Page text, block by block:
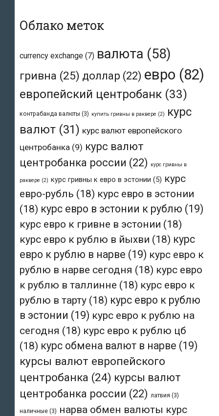
Облако меток
currency exchange (7) валюта (58)
гривна (25) доллар (22) евро (82)
европейский центробанк (33)
контрабанда валюты (3) купить гривны в раквере (2)
курс
валют (31) курс валют европейского
центробанка (9) курс валют
центробанка россии (22) курс гривны в
раквере (2) курс гривны к евро в эстонии (5) курс
евро-рубль (18) курс евро в эстонии
(18) курс евро в эстонии к рублю (19)
курс евро к гривне в эстонии (18)
курс евро к рублю в йыхви (18) курс
евро к рублю в нарве (19) курс евро к
рублю в нарве сегодня (18) курс евро
к рублю в таллинне (18) курс евро к
рублю в тарту (18) курс евро к рублю
в эстонии (19) курс евро к рублю на
сегодня (18) курс евро к рублю цб
(18) курс обмена валют в нарве (19)
курсы валют европейского
центробанка (24) курсы валют
центробанка россии (22) латвия (3)
наличные (3) нарва обмен валюты курс